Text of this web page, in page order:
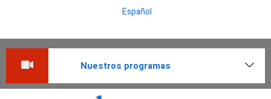
Español
Nuestros programas